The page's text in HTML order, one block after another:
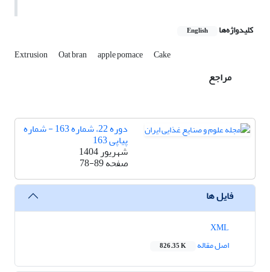
کلیدواژه‌ها English
Extrusion Oat bran apple pomace Cake
مراجع
دوره 22، شماره 163 - شماره
پیاپی 163
شهریور 1404
صفحه78-89
فایل ها
اصل مقاله
826.35 K